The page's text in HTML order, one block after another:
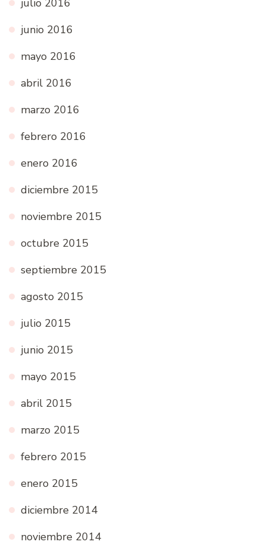
julio 2016
junio 2016
mayo 2016
abril 2016
marzo 2016
febrero 2016
enero 2016
diciembre 2015
noviembre 2015
octubre 2015
septiembre 2015
agosto 2015
julio 2015
junio 2015
mayo 2015
abril 2015
marzo 2015
febrero 2015
enero 2015
diciembre 2014
noviembre 2014